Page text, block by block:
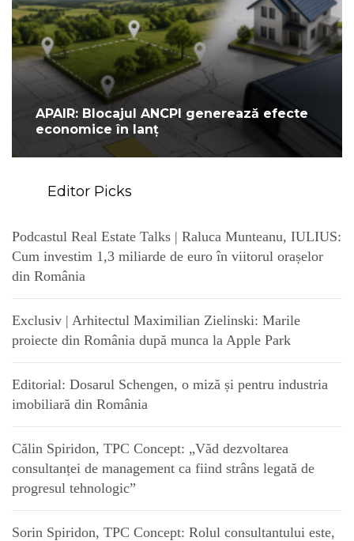
APAIR: Blocajul ANCPI generează efecte
economice în lanț
Editor Picks
Podcastul Real Estate Talks | Raluca Munteanu, IULIUS:
Cum investim 1,3 miliarde de euro în viitorul orașelor
din România
Exclusiv | Arhitectul Maximilian Zielinski: Marile
proiecte din România după munca la Apple Park
Editorial: Dosarul Schengen, o miză și pentru industria
imobiliară din România
Călin Spiridon, TPC Concept: „Văd dezvoltarea
consultanței de management ca fiind strâns legată de
progresul tehnologic”
Sorin Spiridon, TPC Concept: Rolul consultantului este,